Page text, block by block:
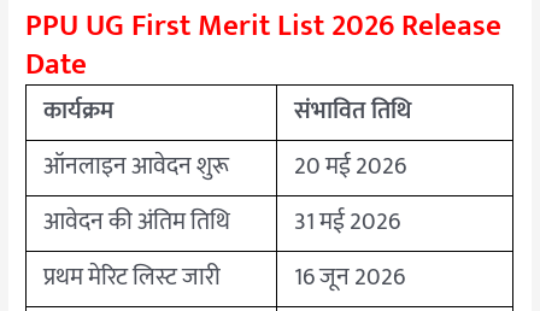
PPU UG First Merit List 2026 Release
Date
कार्यक्रम
संभावित तिथि
ऑनलाइन आवेदन शुरू
20 मई 2026
आवेदन की अंतिम तिथि
31 मई 2026
प्रथम मेरिट लिस्ट जारी
16 जून 2026